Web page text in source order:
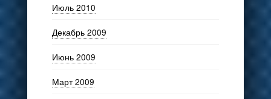
Июль 2010
Декабрь 2009
Июнь 2009
Март 2009